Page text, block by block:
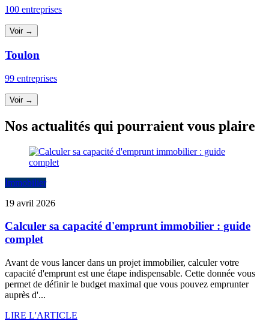
100 entreprises
Voir →
Toulon
99 entreprises
Voir →
Nos actualités qui pourraient vous plaire
Immobilier
19 avril 2026
Calculer sa capacité d'emprunt immobilier : guide
complet
Avant de vous lancer dans un projet immobilier, calculer votre
capacité d'emprunt est une étape indispensable. Cette donnée vous
permet de définir le budget maximal que vous pouvez emprunter
auprès d'...
LIRE L'ARTICLE